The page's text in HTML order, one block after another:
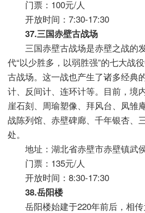
门票：100元/人
开放时间：7:30-17:30
37.三国赤壁古战场
三国赤壁古战场是赤壁之战的
代“以少胜多，以弱胜强”的七大战
古战场。这一战也产生了诸多经典
计、反间计、连环计等。目前，境
崖石刻、周瑜塑像、拜风台、凤雏
战陈列馆、赤壁碑廊、千年银杏、
处。
地址：湖北省赤壁市赤壁镇武
门票：135元/人
开放时间：8:30-17:30
38.岳阳楼
岳阳楼始建于220年前后，相传